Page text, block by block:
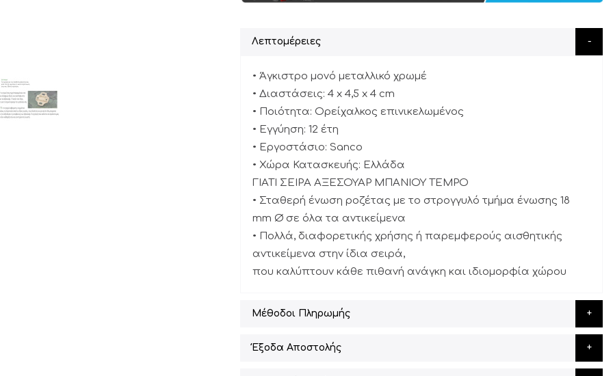
Λεπτομέρειες
• Άγκιστρο μονό μεταλλικό χρωμέ
• Διαστάσεις: 4 x 4,5 x 4 cm
• Ποιότητα: Ορείχαλκος επινικελωμένος
• Εγγύηση: 12 έτη
• Εργοστάσιο: Sanco
• Χώρα Κατασκευής: Ελλάδα
ΓΙΑΤΙ ΣΕΙΡΑ ΑΞΕΣΟΥΑΡ ΜΠΑΝΙΟΥ TEMPO
• Σταθερή ένωση ροζέτας με το στρογγυλό τμήμα ένωσης 18
mm Ø σε όλα τα αντικείμενα
• Πολλά, διαφορετικής χρήσης ή παρεμφερούς αισθητικής
αντικείμενα στην ίδια σειρά,
που καλύπτουν κάθε πιθανή ανάγκη και ιδιομορφία χώρου
Μέθοδοι Πληρωμής
Έξοδα Αποστολής